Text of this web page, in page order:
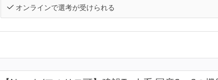
オンラインで選考が受けられる